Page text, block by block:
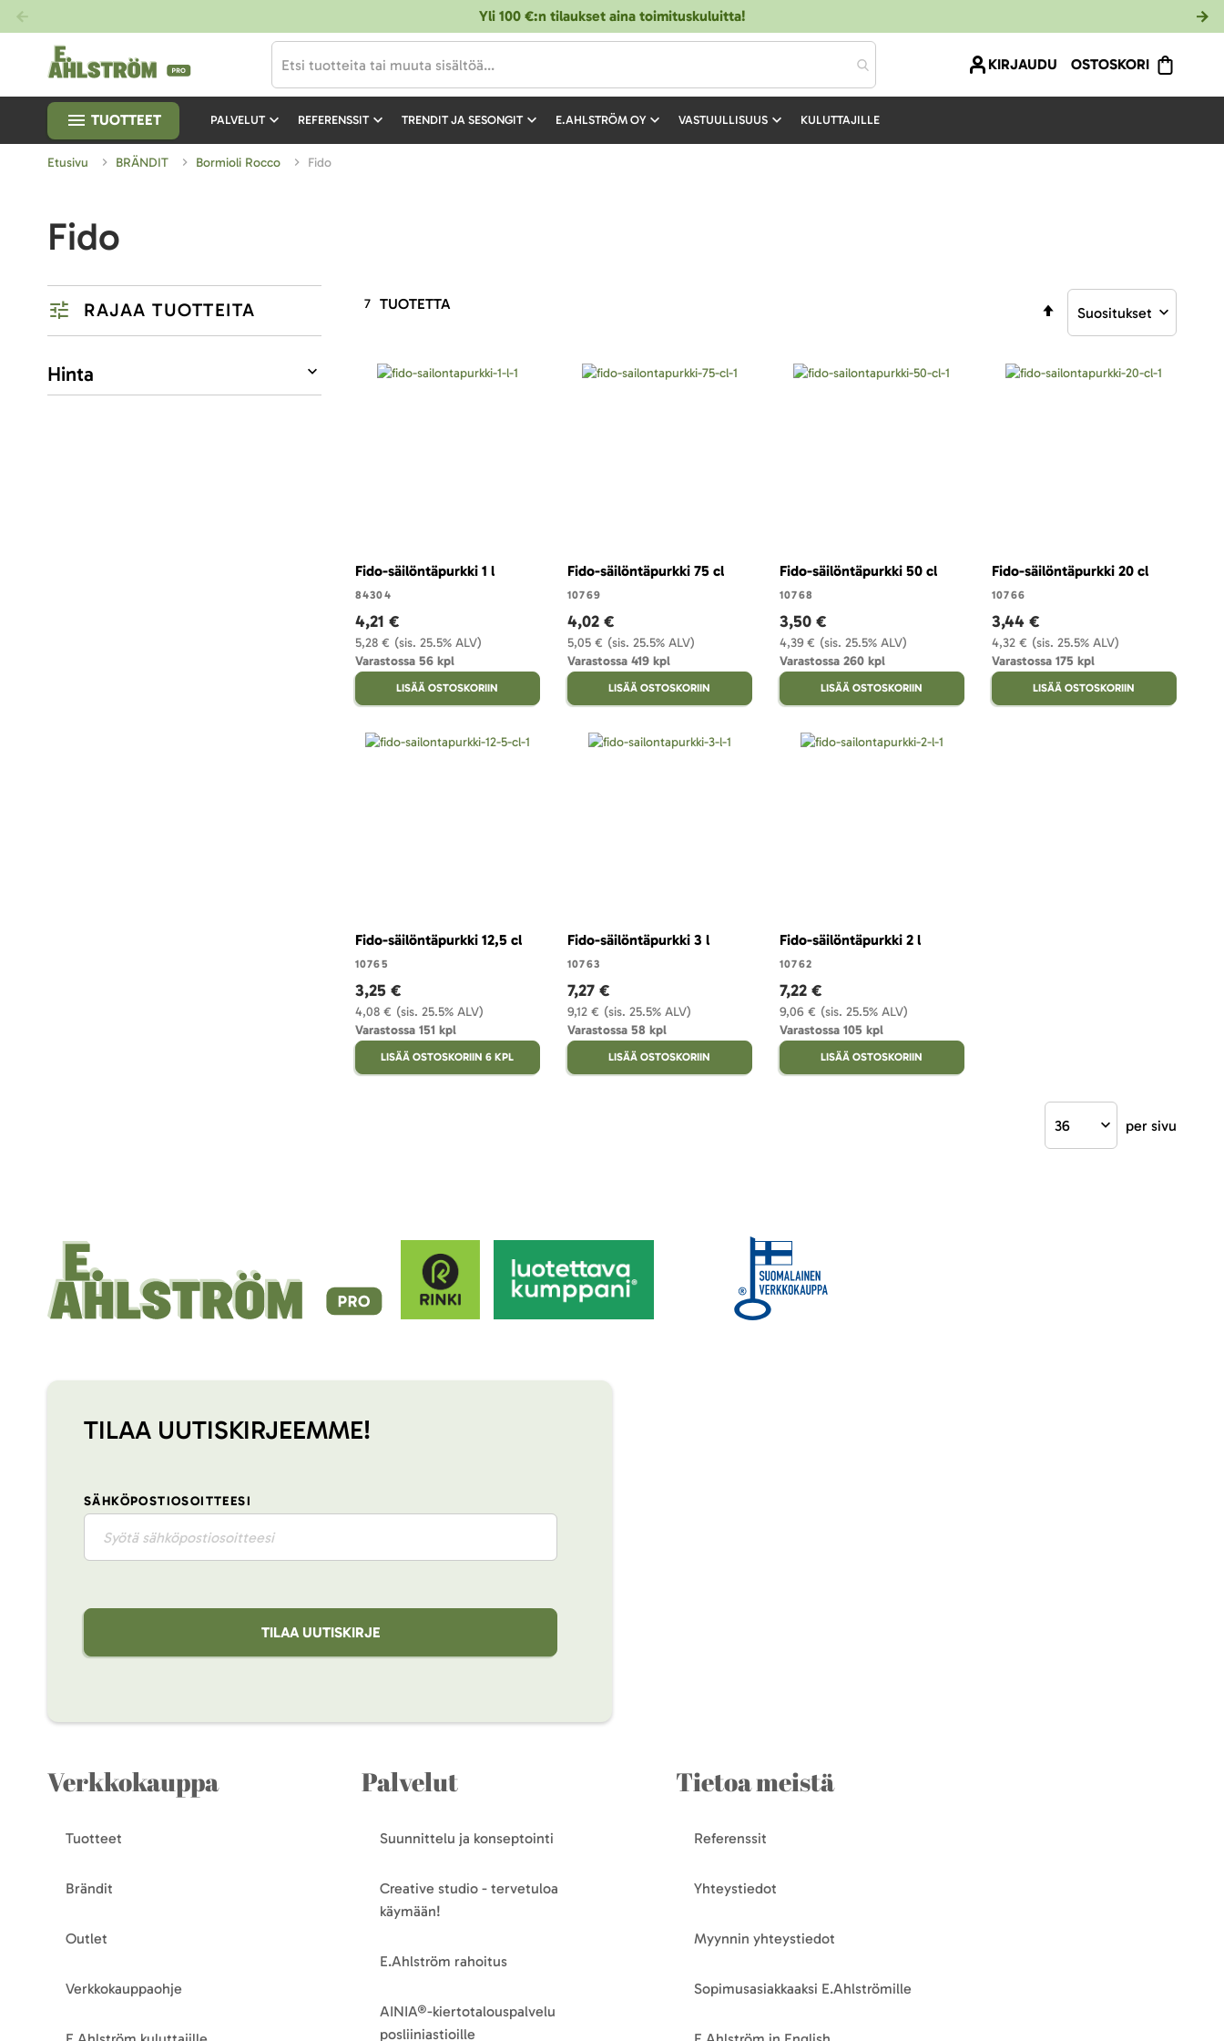
Yli 100 €:n tilaukset aina toimituskuluitta!
KIRJAUDU OSTOSKORI
TUOTTEET PALVELUT REFERENSSIT TRENDIT JA SESONGIT E.AHLSTRÖM OY VASTUULLISUUS KULUTTAJILLE
Etusivu BRÄNDIT Bormioli Rocco Fido
Fido
7 TUOTETTA
Aseta
laskevaan
Fido-säilöntäpurkki 1 l
84304
(sis. 25.5% ALV)
5,28 €
4,21 €
Varastossa 56 kpl
LISÄÄ OSTOSKORIIN
Fido-säilöntäpurkki 75 cl
10769
(sis. 25.5% ALV)
5,05 €
4,02 €
Varastossa 419 kpl
LISÄÄ OSTOSKORIIN
Fido-säilöntäpurkki 50 cl
10768
(sis. 25.5% ALV)
4,39 €
3,50 €
Varastossa 260 kpl
LISÄÄ OSTOSKORIIN
Fido-säilöntäpurkki 20 cl
10766
(sis. 25.5% ALV)
4,32 €
3,44 €
Varastossa 175 kpl
LISÄÄ OSTOSKORIIN
Fido-säilöntäpurkki 12,5 cl
10765
(sis. 25.5% ALV)
4,08 €
3,25 €
Varastossa 151 kpl
LISÄÄ OSTOSKORIIN 6 KPL
Fido-säilöntäpurkki 3 l
10763
(sis. 25.5% ALV)
9,12 €
7,27 €
Varastossa 58 kpl
LISÄÄ OSTOSKORIIN
Fido-säilöntäpurkki 2 l
10762
(sis. 25.5% ALV)
9,06 €
7,22 €
Varastossa 105 kpl
LISÄÄ OSTOSKORIIN
per sivu
RAJAA TUOTTEITA
Listausvalinnat
Hinta
TILAA UUTISKIRJEEMME!
SÄHKÖPOSTIOSOITTEESI
TILAA UUTISKIRJE
Verkkokauppa
Tuotteet
Brändit
Outlet
Verkkokauppaohje
Palvelut
Suunnittelu ja konseptointi
Creative studio - tervetuloa
käymään!
E.Ahlström rahoitus
AINIA®-kiertotalouspalvelu
posliiniastioille
Tietoa meistä
Referenssit
Yhteystiedot
Myynnin yhteystiedot
Sopimusasiakkaaksi E.Ahlströmille